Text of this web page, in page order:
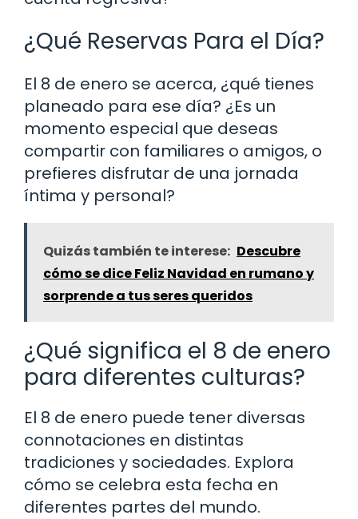
¿Qué Reservas Para el Día?
El 8 de enero se acerca, ¿qué tienes
planeado para ese día? ¿Es un
momento especial que deseas
compartir con familiares o amigos, o
prefieres disfrutar de una jornada
íntima y personal?
Quizás también te interese: Descubre
cómo se dice Feliz Navidad en rumano y
sorprende a tus seres queridos
¿Qué significa el 8 de enero
para diferentes culturas?
El 8 de enero puede tener diversas
connotaciones en distintas
tradiciones y sociedades. Explora
cómo se celebra esta fecha en
diferentes partes del mundo.